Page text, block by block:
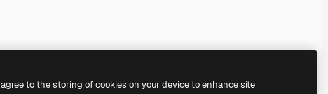
to the storing of cookies on your device to enhance site